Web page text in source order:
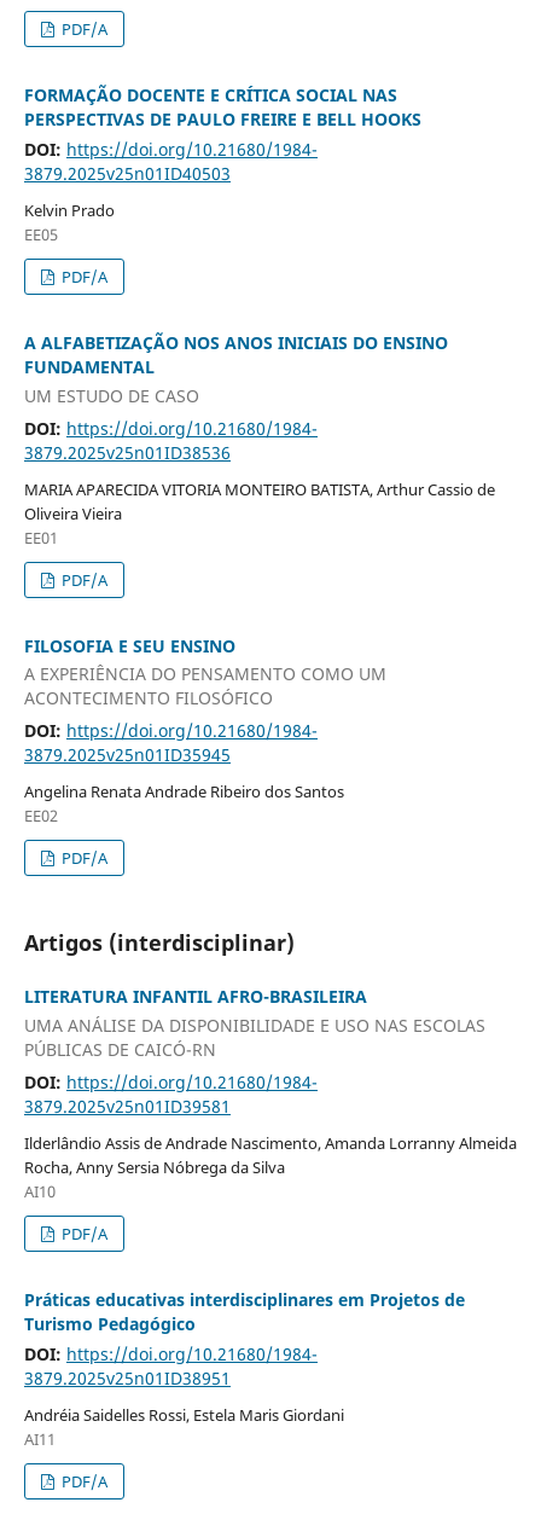
PDF/A
FORMAÇÃO DOCENTE E CRÍTICA SOCIAL NAS
PERSPECTIVAS DE PAULO FREIRE E BELL HOOKS
DOI: https://doi.org/10.21680/1984-
3879.2025v25n01ID40503
Kelvin Prado
EE05
PDF/A
A ALFABETIZAÇÃO NOS ANOS INICIAIS DO ENSINO
FUNDAMENTAL
UM ESTUDO DE CASO
DOI: https://doi.org/10.21680/1984-
3879.2025v25n01ID38536
MARIA APARECIDA VITORIA MONTEIRO BATISTA, Arthur Cassio de
Oliveira Vieira
EE01
PDF/A
FILOSOFIA E SEU ENSINO
A EXPERIÊNCIA DO PENSAMENTO COMO UM
ACONTECIMENTO FILOSÓFICO
DOI: https://doi.org/10.21680/1984-
3879.2025v25n01ID35945
Angelina Renata Andrade Ribeiro dos Santos
EE02
PDF/A
Artigos (interdisciplinar)
LITERATURA INFANTIL AFRO-BRASILEIRA
UMA ANÁLISE DA DISPONIBILIDADE E USO NAS ESCOLAS
PÚBLICAS DE CAICÓ-RN
DOI: https://doi.org/10.21680/1984-
3879.2025v25n01ID39581
Ilderlândio Assis de Andrade Nascimento, Amanda Lorranny Almeida
Rocha, Anny Sersia Nóbrega da Silva
AI10
PDF/A
Práticas educativas interdisciplinares em Projetos de
Turismo Pedagógico
DOI: https://doi.org/10.21680/1984-
3879.2025v25n01ID38951
Andréia Saidelles Rossi, Estela Maris Giordani
AI11
PDF/A